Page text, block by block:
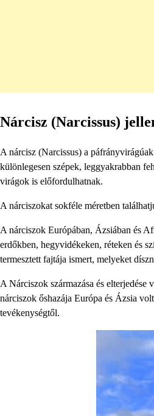
Nárcisz (Narcissus)
A nárcisz (Narcissus) a
különlegesen szépek, leggyakrabban
virágok is előfordulhatnak.
A nárciszokat sokféle méretben
A nárciszok Európában, Ázsiában és
erdőkben, hegyvidékeken, réteken és
termesztett fajtája ismert, melyeket
A Nárciszok származása és
nárciszok őshazája Európa és Ázsia
tevékenységtől.